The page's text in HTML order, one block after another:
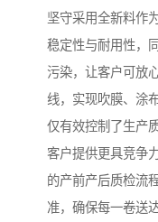
坚守采用全新料作
稳定性与耐用性，
污染，让客户可放
线，实现吹膜、涂
仅有效控制了生产
客户提供更具竞争
的产前产后质检流
准，确保每一卷送